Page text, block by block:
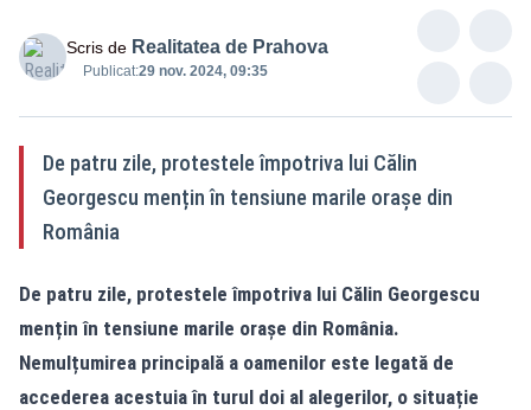
Scris de Realitatea de Prahova
Publicat:29 nov. 2024, 09:35
De patru zile, protestele împotriva lui Călin
Georgescu mențin în tensiune marile orașe din
România
De patru zile, protestele împotriva lui Călin Georgescu
mențin în tensiune marile orașe din România.
Nemulțumirea principală a oamenilor este legată de
accederea acestuia în turul doi al alegerilor, o situație